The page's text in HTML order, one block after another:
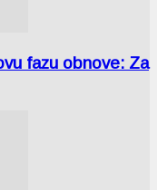
fazu obnove: Za